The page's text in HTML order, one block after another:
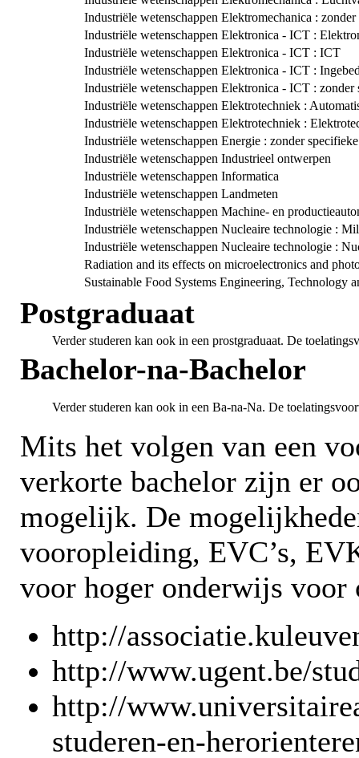
Industriële wetenschappen Elektromechanica :
Industriële wetenschappen Elektronica - ICT :
Industriële wetenschappen Elektronica - ICT : ICT
Industriële wetenschappen Elektronica - ICT :
Industriële wetenschappen Elektronica - ICT : zonder
Industriële wetenschappen Elektrotechniek :
Industriële wetenschappen Elektrotechniek :
Industriële wetenschappen Energie : zonder
Industriële wetenschappen Industrieel ontwerpen
Industriële wetenschappen Informatica
Industriële wetenschappen Landmeten
Industriële wetenschappen Machine- en
Industriële wetenschappen Nucleaire technologie :
Industriële wetenschappen Nucleaire technologie :
Radiation and its effects on microelectronics and
Sustainable Food Systems Engineering, Technology
Postgraduaat
Verder studeren kan ook in een prostgraduaat. De
Bachelor-na-Bachelor
Verder studeren kan ook in een Ba-na-Na. De
Mits het volgen van een
verkorte bachelor zijn er
mogelijk. De
vooropleiding, EVC’s,
voor hoger onderwijs
http://
http://www.ugent.be/
http://
studeren-en-